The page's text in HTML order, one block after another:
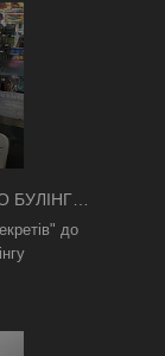
БУЛІНГ
до